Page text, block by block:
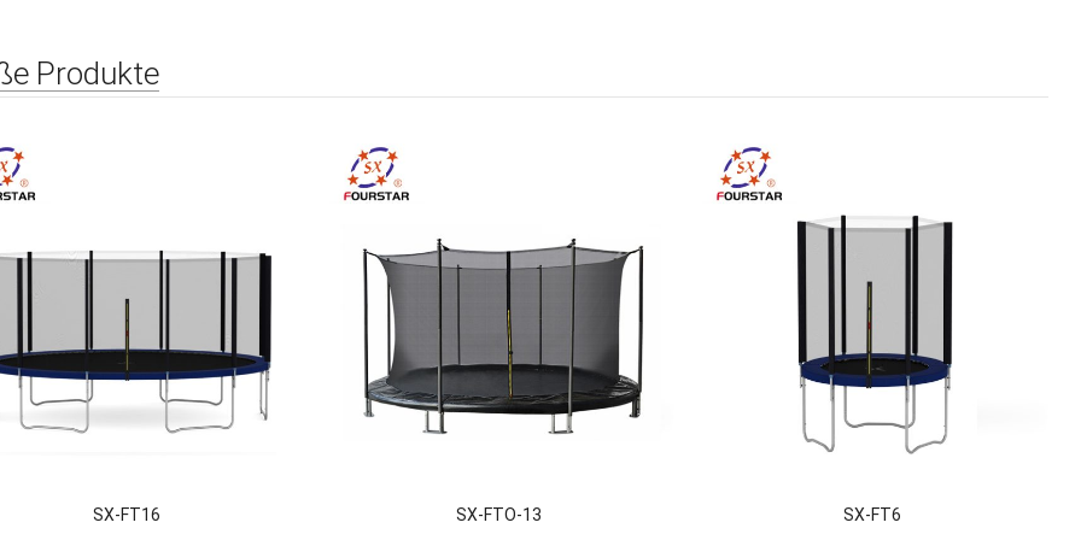
Produkte
SX-FT16 SX-FTO-13 SX-FT6